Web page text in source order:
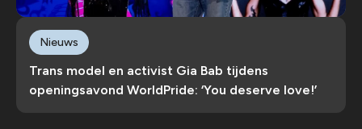
Trans model en activist Gia Bab tijdens
openingsavond WorldPride: ‘You deserve love!’
Nieuws